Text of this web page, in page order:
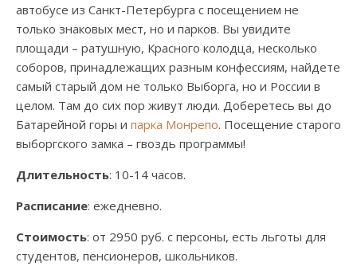
автобусе из Санкт-Петербурга с посещением не
только знаковых мест, но и парков. Вы увидите
площади – ратушную, Красного колодца, несколько
соборов, принадлежащих разным конфессиям, найдете
самый старый дом не только Выборга, но и России в
целом. Там до сих пор живут люди. Доберетесь вы до
Батарейной горы и парка Монрепо. Посещение старого
выборгского замка – гвоздь программы!
Длительность: 10-14 часов.
Расписание: ежедневно.
Стоимость: от 2950 руб. с персоны, есть льготы для
студентов, пенсионеров, школьников.